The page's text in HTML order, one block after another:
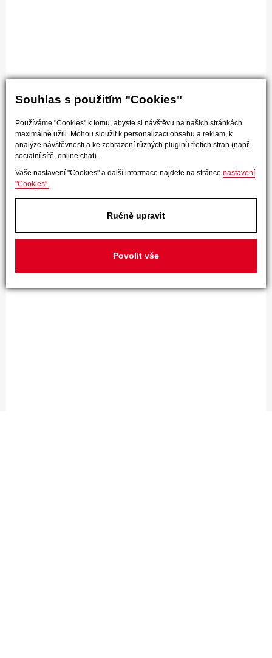
Souhlas s použitím "Cookies"
Používáme "Cookies" k tomu, abyste si návštěvu na našich stránkách
maximálně užili. Mohou sloužit k personalizaci obsahu a reklam, k
analýze návštěvnosti a ke zobrazení různých pluginů třetích stran (např.
socialní sítě, online chat).
Vaše nastavení "Cookies" a další informace najdete na stránce nastavení
"Cookies".
Ručně upravit
Povolit vše